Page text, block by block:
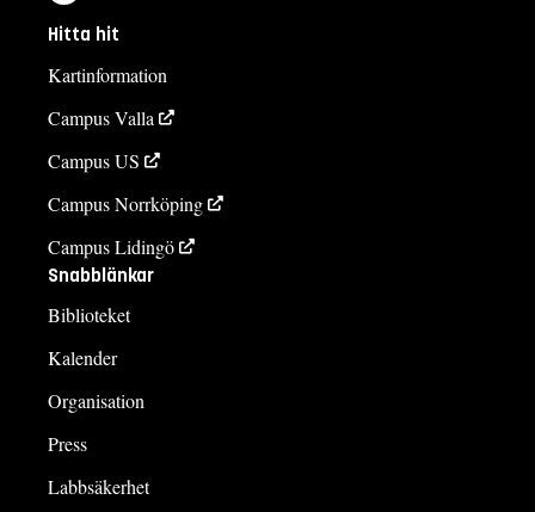
Hitta hit
Kartinformation
Campus Valla
Campus US
Campus Norrköping
Campus Lidingö
Snabblänkar
Biblioteket
Kalender
Organisation
Press
Labbsäkerhet